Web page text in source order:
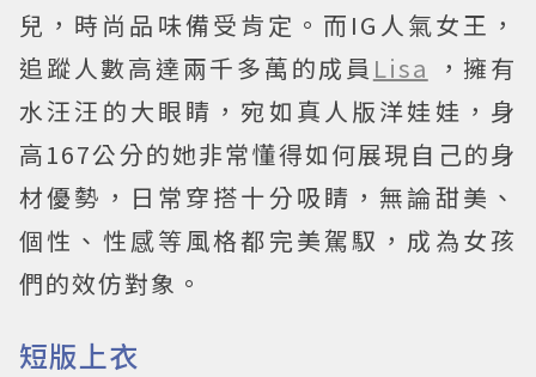
兒，時尚品味備受肯定。而IG人氣女王，
追蹤人數高達兩千多萬的成員 Lisa
，擁有
水汪汪的大眼睛，宛如真人版洋娃娃，身
高167公分的她非常懂得如何展現自己的身
材優勢，日常穿搭十分吸睛，無論甜美、
個性、性感等風格都完美駕馭，成為女孩
們的效仿對象。
短版上衣